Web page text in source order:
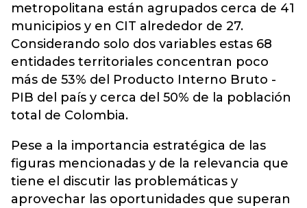
metropolitana están agrupados cerca de 41
municipios y en CIT alrededor de 27.
Considerando solo dos variables estas 68
entidades territoriales concentran poco
más de 53% del Producto Interno Bruto -
PIB del país y cerca del 50% de la población
total de Colombia.
Pese a la importancia estratégica de las
figuras mencionadas y de la relevancia que
tiene el discutir las problemáticas y
aprovechar las oportunidades que superan